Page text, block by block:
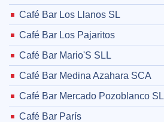
Café Bar Los Llanos SL
Café Bar Los Pajaritos
Café Bar Mario'S SLL
Café Bar Medina Azahara SCA
Café Bar Mercado Pozoblanco SL
Café Bar París